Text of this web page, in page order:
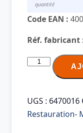
quantité
Code EAN :
Réf. fabricant
quantité
Essuie-
mains
UGS : 6470016
Restauration-